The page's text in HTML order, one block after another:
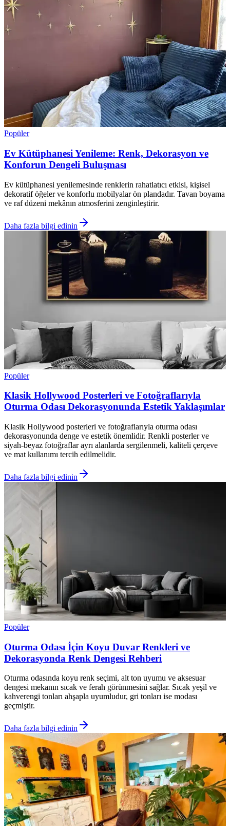
Popüler
Ev Kütüphanesi Yenileme: Renk, Dekorasyon ve
Konforun Dengeli Buluşması
Ev kütüphanesi yenilemesinde renklerin rahatlatıcı etkisi, kişisel
dekoratif öğeler ve konforlu mobilyalar ön plandadır. Tavan boyama
ve raf düzeni mekânın atmosferini zenginleştirir.
Daha fazla bilgi edinin
Popüler
Klasik Hollywood Posterleri ve Fotoğraflarıyla
Oturma Odası Dekorasyonunda Estetik Yaklaşımlar
Klasik Hollywood posterleri ve fotoğraflarıyla oturma odası
dekorasyonunda denge ve estetik önemlidir. Renkli posterler ve
siyah-beyaz fotoğraflar ayrı alanlarda sergilenmeli, kaliteli çerçeve
ve mat kullanımı tercih edilmelidir.
Daha fazla bilgi edinin
Popüler
Oturma Odası İçin Koyu Duvar Renkleri ve
Dekorasyonda Renk Dengesi Rehberi
Oturma odasında koyu renk seçimi, alt ton uyumu ve aksesuar
dengesi mekanın sıcak ve ferah görünmesini sağlar. Sıcak yeşil ve
kahverengi tonları ahşapla uyumludur, gri tonları ise modası
geçmiştir.
Daha fazla bilgi edinin